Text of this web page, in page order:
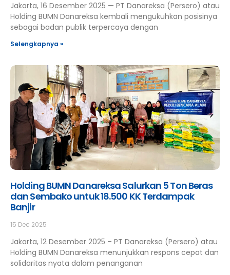
Jakarta, 16 Desember 2025 — PT Danareksa (Persero) atau
Holding BUMN Danareksa kembali mengukuhkan posisinya
sebagai badan publik terpercaya dengan
Selengkapnya »
Holding BUMN Danareksa Salurkan 5 Ton Beras
dan Sembako untuk 18.500 KK Terdampak
Banjir
15 Dec 2025
Jakarta, 12 Desember 2025 – PT Danareksa (Persero) atau
Holding BUMN Danareksa menunjukkan respons cepat dan
solidaritas nyata dalam penanganan